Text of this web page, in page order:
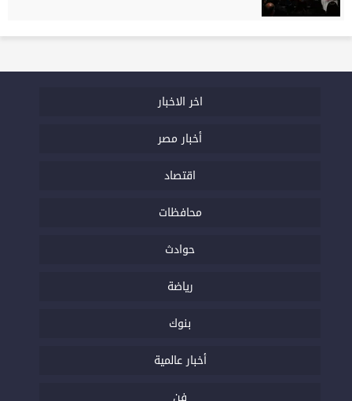
اخر الاخبار
أخبار مصر
اقتصاد
محافظات
حوادث
رياضة
بنوك
أخبار عالمية